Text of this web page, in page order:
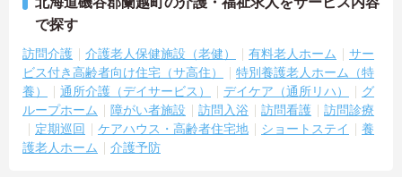
で探す
訪問介護 介護老人保健施設（老健） 有料老人ホーム
サー
ビス付き高齢者向け住宅（サ高住）
特別養護老人ホーム（特
養）
通所介護（デイサービス） デイケア（通所リハ）
グ
ループホーム
障がい者施設 訪問入浴 訪問看護
訪問診療
定期巡回
ケアハウス・高齢者住宅地 ショートステイ
養
護老人ホーム
介護予防